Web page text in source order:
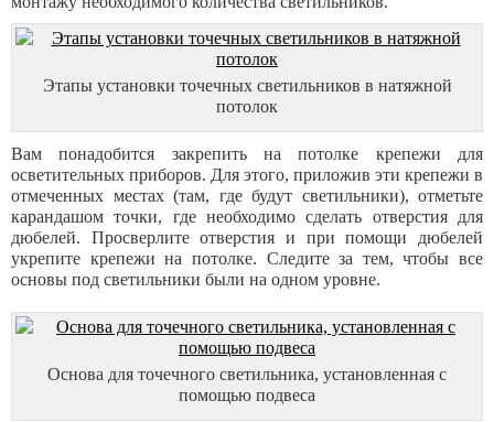
Этапы установки точечных светильников в натяжной
потолок
Вам понадобится закрепить на потолке крепежи для
осветительных приборов. Для этого, приложив эти крепежи в
отмеченных местах (там, где будут светильники), отметьте
карандашом точки, где необходимо сделать отверстия для
дюбелей. Просверлите отверстия и при помощи дюбелей
укрепите крепежи на потолке. Следите за тем, чтобы все
основы под светильники были на одном уровне.
Основа для точечного светильника, установленная с
помощью подвеса